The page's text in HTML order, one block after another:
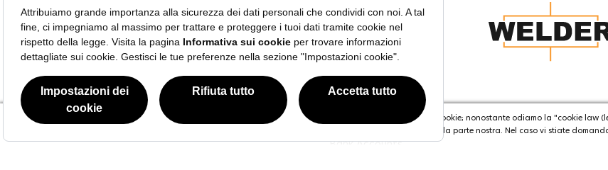
Royal
Edge
Retro
Spark
The Bold
Domande Frequenti
Contatti
Manuale D'uso
Condizioni Di Reso,
Rimborso e Sostituzione
Servizio Tecnico
Bank Accounts
Questo sito Web ha continuato la sua fase di sviluppo mentre i governi si sono dimostrati volubili in merito ai cookie; nonostante odiamo la "cookie
liberi di continuare ad esplorare il nostro sito, e facendo ciò consentite l'utilizzo di cookie da parte nostra. Nel caso vi stiate